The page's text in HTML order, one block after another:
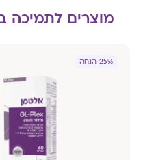
העיכול, ולמי הוא עשוי
מוצרים לתמיכה
25% הנחה